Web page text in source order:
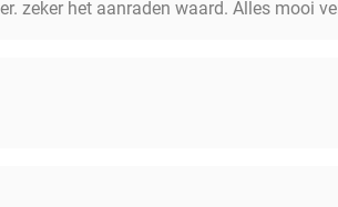
zeker het aanraden waard. Alles mooi